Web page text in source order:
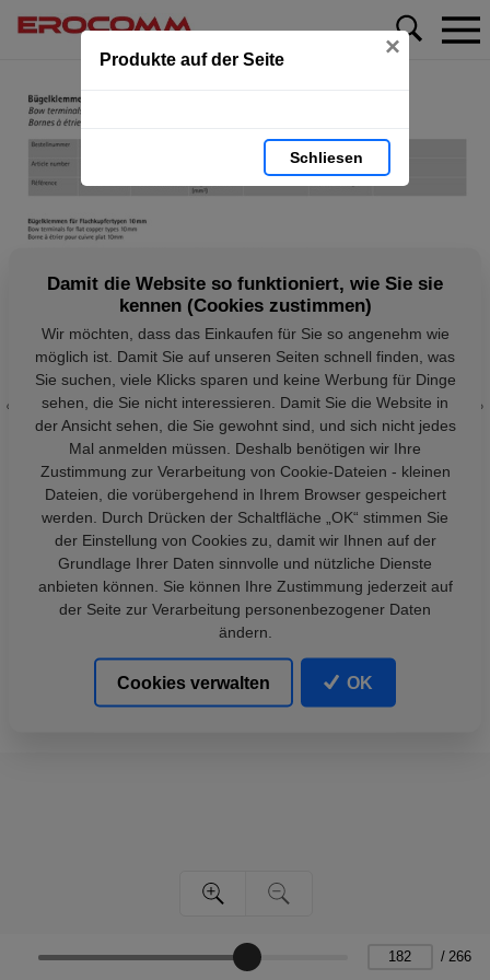
Produkte auf der Seite ×
Schliesen
/ 266
Damit die Website so funktioniert, wie Sie sie
kennen (Cookies zustimmen)
Wir möchten, dass das Einkaufen für Sie so angenehm wie
möglich ist. Damit Sie auf unseren Seiten schnell finden, was
Sie suchen, viele Klicks sparen und keine Werbung für Dinge
sehen, die Sie nicht interessieren. Damit Sie die Website in
der Ansicht sehen, die Sie gewohnt sind, und sich nicht jedes
Mal anmelden müssen. Deshalb benötigen wir Ihre
Zustimmung zur Verarbeitung von Cookie-Dateien - kleinen
Dateien, die vorübergehend in Ihrem Browser gespeichert
werden. Durch Drücken der Schaltfläche „OK“ stimmen Sie
der Einstellung von Cookies zu, damit wir Ihnen auf der
Grundlage Ihrer Daten sinnvolle und nützliche Dienste
anbieten können. Sie können Ihre Zustimmung jederzeit auf
der Seite zur Verarbeitung personenbezogener Daten
ändern.
Cookies verwalten OK